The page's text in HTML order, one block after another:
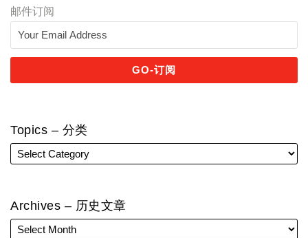
邮件订阅
Topics – 分类
Archives – 历史文章